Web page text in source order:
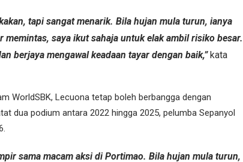
tapi sangat menarik. Bila hujan mula turun, ianya
saya ikut sahaja untuk elak ambil risiko besar.
berjaya mengawal keadaan tayar dengan baik,”kata
WorldSBK, Lecuona tetap boleh berbangga dengan
dua podium antara 2022 hingga 2025, pelumba Sepanyol
sama macam aksi di Portimao. Bila hujan mula turun,